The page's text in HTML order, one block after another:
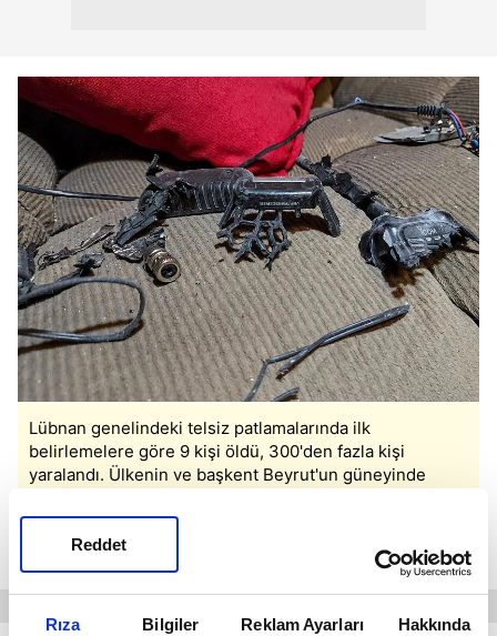
Rıza Bilgiler Reklam Ayarları Hakkında
Reddet
Lübnan genelindeki telsiz patlamalarında ilk
belirlemelere göre 9 kişi öldü, 300'den fazla kişi
yaralandı. Ülkenin ve başkent Beyrut'un güneyinde
kentinde bir telsiz cihazın patlaması sonucu hasar
oluştu. (AA)